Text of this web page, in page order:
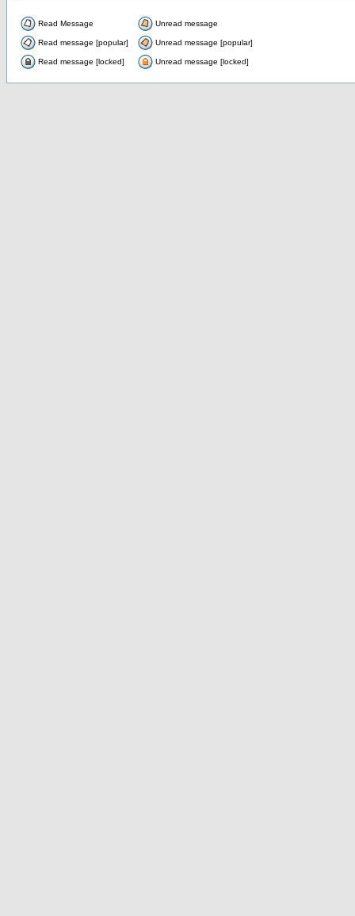
Read Message Unread message
Read message [popular] Unread message [popular]
Read message [locked] Unread message [locked]